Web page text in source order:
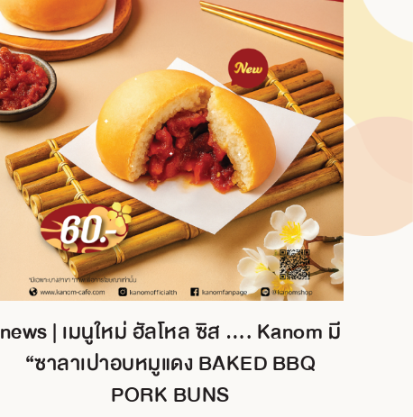
news | เมนูใหม่ ฮัลโหล ซิส …. Kanom มี
“ซาลาเปาอบหมูแดง BAKED BBQ
PORK BUNS